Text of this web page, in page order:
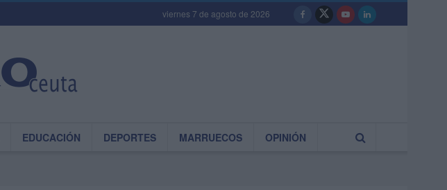
viernes 7 de agosto de 2026
EDUCACIÓN DEPORTES MARRUECOS OPINIÓN